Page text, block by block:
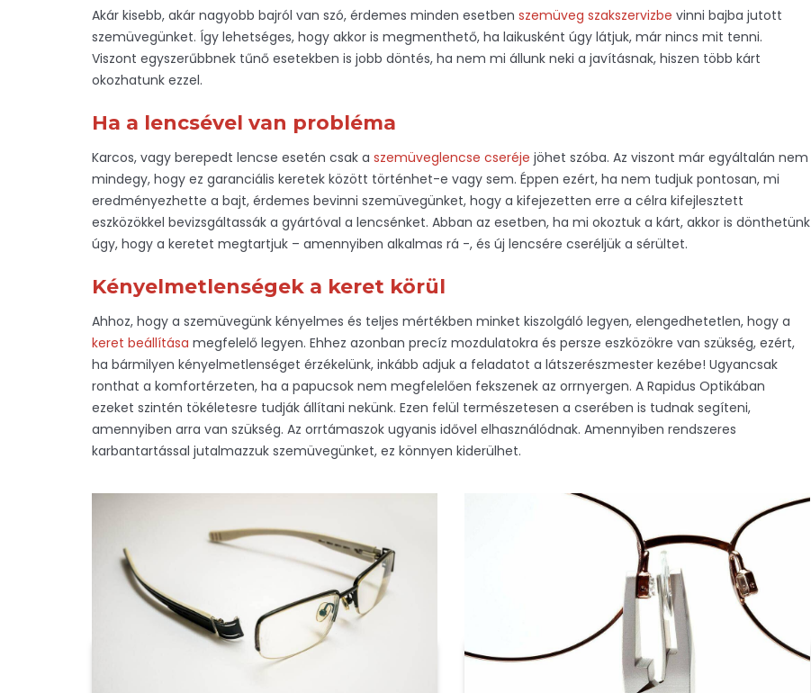
Akár kisebb, akár nagyobb bajról van szó, érdemes minden esetben szemüveg szakszervizbe vinni bajba jutott
szemüvegünket. Így lehetséges, hogy akkor is megmenthető, ha laikusként úgy látjuk, már nincs mit tenni.
Viszont egyszerűbbnek tűnő esetekben is jobb döntés, ha nem mi állunk neki a javításnak, hiszen több kárt
okozhatunk ezzel.
Ha a lencsével van probléma
Karcos, vagy berepedt lencse esetén csak a szemüveglencse cseréje jöhet szóba. Az viszont már egyáltalán nem
mindegy, hogy ez garanciális keretek között történhet-e vagy sem. Éppen ezért, ha nem tudjuk pontosan, mi
eredményezhette a bajt, érdemes bevinni szemüvegünket, hogy a kifejezetten erre a célra kifejlesztett
eszközökkel bevizsgáltassák a gyártóval a lencsénket. Abban az esetben, ha mi okoztuk a kárt, akkor is dönthetünk
úgy, hogy a keretet megtartjuk – amennyiben alkalmas rá -, és új lencsére cseréljük a sérültet.
Kényelmetlenségek a keret körül
Ahhoz, hogy a szemüvegünk kényelmes és teljes mértékben minket kiszolgáló legyen, elengedhetetlen, hogy a
keret beállítása megfelelő legyen. Ehhez azonban precíz mozdulatokra és persze eszközökre van szükség, ezért,
ha bármilyen kényelmetlenséget érzékelünk, inkább adjuk a feladatot a látszerészmester kezébe! Ugyancsak
ronthat a komfortérzeten, ha a papucsok nem megfelelően fekszenek az orrnyergen. A Rapidus Optikában
ezeket szintén tökéletesre tudják állítani nekünk. Ezen felül természetesen a cserében is tudnak segíteni,
amennyiben arra van szükség. Az orrtámaszok ugyanis idővel elhasználódnak. Amennyiben rendszeres
karbantartással jutalmazzuk szemüvegünket, ez könnyen kiderülhet.